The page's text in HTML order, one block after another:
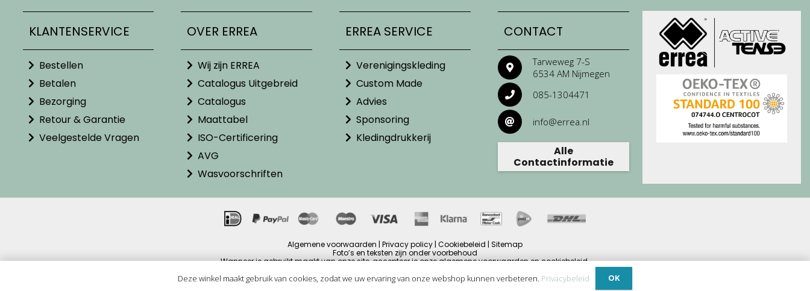
KLANTENSERVICE
Bestellen
Betalen
Bezorging
Retour & Garantie
Veelgestelde Vragen
OVER ERREA
Wij zijn ERREA
Catalogus Uitgebreid
Catalogus
Maattabel
ISO-Certificering
AVG
Wasvoorschriften
ERREA SERVICE
Verenigingskleding
Custom Made
Advies
Sponsoring
Kledingdrukkerij
CONTACT
Tarweweg 7-S
6534 AM Nijmegen
085-1304471
info@errea.nl
Alle
Contactinformatie
Algemene voorwaarden | Privacy policy | Cookiebeleid | Sitemap
Foto’s en teksten zijn onder voorbehoud
Wanneer je gebruikt maakt van onze site, accepteer je onze algemene voorwaarden en cookiebeleid.
Copyright © 2025
Deze winkel maakt gebruik van cookies, zodat we uw ervaring van onze webshop kunnen verbeteren. Privacybeleid OK